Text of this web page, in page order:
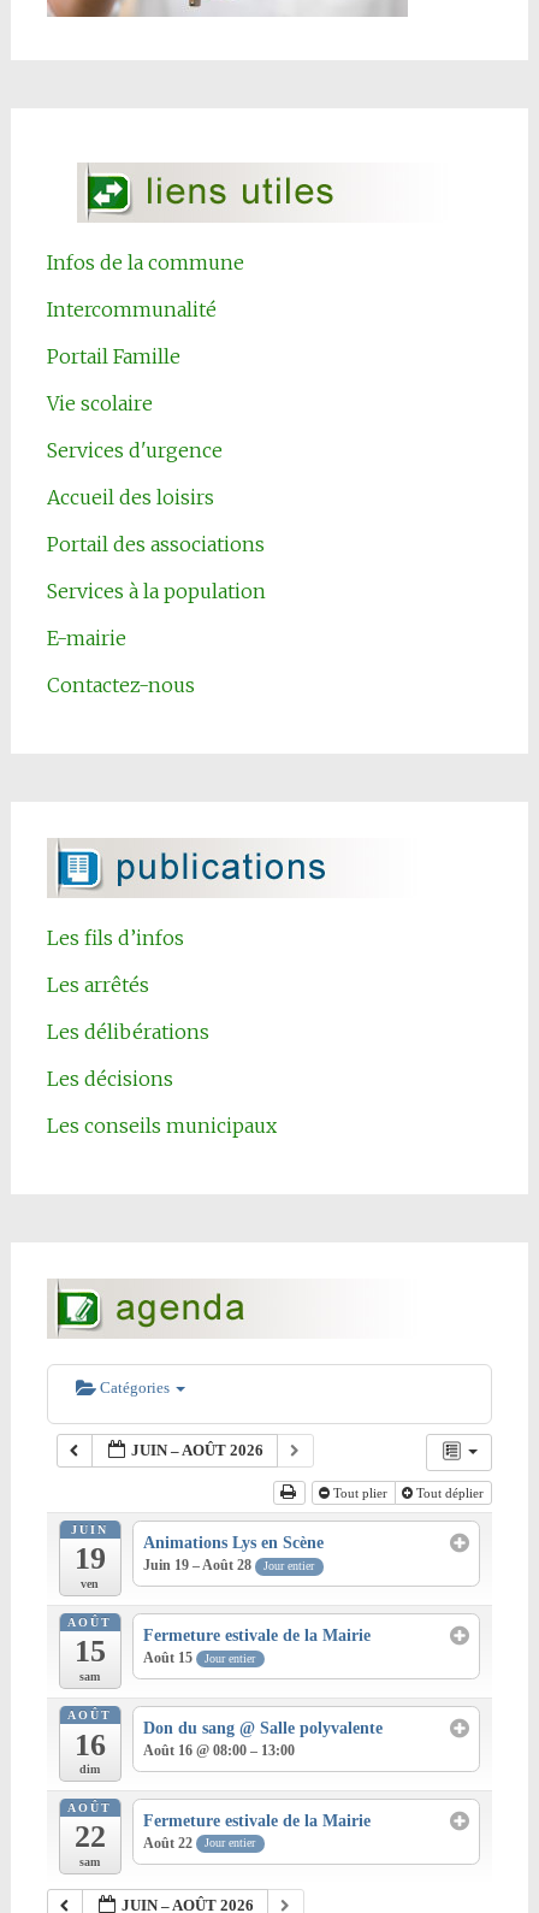
Infos de la commune
Intercommunalité
Portail Famille
Vie scolaire
Services d'urgence
Accueil des loisirs
Portail des associations
Services à la population
E-mairie
Contactez-nous
Les fils d’infos
Les arrêtés
Les délibérations
Les décisions
Les conseils municipaux
Catégories
JUIN – AOÛT 2026
Tout plier Tout déplier
JUIN
19
ven
Animations Lys en Scène
Juin 19 – Août 28 Jour entier
AOÛT
15
sam
Fermeture estivale de la Mairie
Août 15 Jour entier
AOÛT
16
dim
Don du sang@ Salle polyvalente
Août 16 @ 08:00 – 13:00
AOÛT
22
sam
Fermeture estivale de la Mairie
Août 22 Jour entier
JUIN – AOÛT 2026